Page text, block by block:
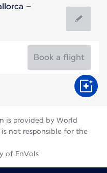
27°C
Aug
–
Book a flight
is provided by World
not responsible for the
of EnVols